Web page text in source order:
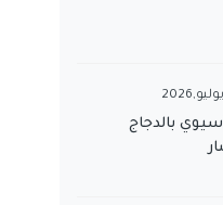
بالدجاج